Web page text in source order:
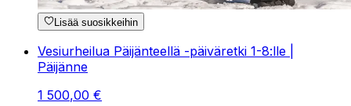
Lisää suosikkeihin
Vesiurheilua Päijänteellä -päiväretki 1-8:lle |
Päijänne
1 500,00 €